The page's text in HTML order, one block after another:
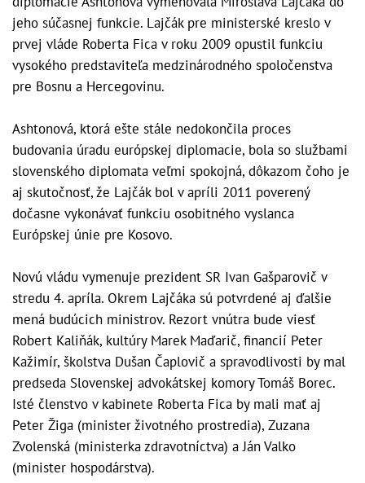
jeho súčasnej funkcie. Lajčák pre ministerské kreslo v
prvej vláde Roberta Fica v roku 2009 opustil funkciu
vysokého predstaviteľa medzinárodného spoločenstva
pre Bosnu a Hercegovinu.
Ashtonová, ktorá ešte stále nedokončila proces
budovania úradu európskej diplomacie, bola so službami
slovenského diplomata veľmi spokojná, dôkazom čoho je
aj skutočnosť, že Lajčák bol v apríli 2011 poverený
dočasne vykonávať funkciu osobitného vyslanca
Európskej únie pre Kosovo.
Novú vládu vymenuje prezident SR Ivan Gašparovič v
stredu 4. apríla. Okrem Lajčáka sú potvrdené aj ďalšie
mená budúcich ministrov. Rezort vnútra bude viesť
Robert Kaliňák, kultúry Marek Maďarič, financií Peter
Kažimír, školstva Dušan Čaplovič a spravodlivosti by mal
predseda Slovenskej advokátskej komory Tomáš Borec.
Isté členstvo v kabinete Roberta Fica by mali mať aj
Peter Žiga (minister životného prostredia), Zuzana
Zvolenská (ministerka zdravotníctva) a Ján Valko
(minister hospodárstva).